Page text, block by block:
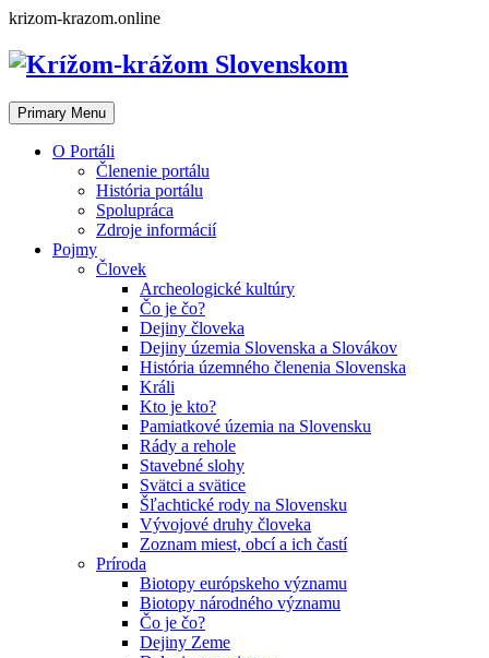
Skip
content
krizom-krazom.online
Primary Menu
O Portáli
Členenie portálu
História portálu
Spolupráca
Zdroje informácií
Pojmy
Človek
Archeologické kultúry
Čo je čo?
Dejiny človeka
Dejiny územia Slovenska a Slovákov
História územného členenia Slovenska
Králi
Kto je kto?
Pamiatkové územia na Slovensku
Rády a rehole
Stavebné slohy
Svätci a svätice
Šľachtické rody na Slovensku
Vývojové druhy človeka
Zoznam miest, obcí a ich častí
Príroda
Biotopy európskeho významu
Biotopy národného významu
Čo je čo?
Dejiny Zeme